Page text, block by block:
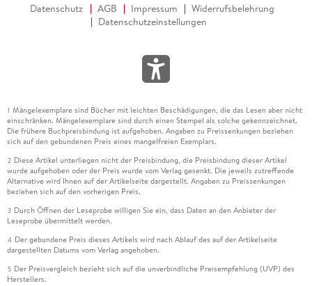
Datenschutz AGB Impressum
Widerrufsbelehrung
Datenschutzeinstellungen
1 Mängelexemplare sind Bücher mit leichten Beschädigungen, die das Lesen aber nicht
einschränken. Mängelexemplare sind durch einen Stempel als solche gekennzeichnet.
Die frühere Buchpreisbindung ist aufgehoben. Angaben zu Preissenkungen beziehen
sich auf den gebundenen Preis eines mangelfreien Exemplars.
2 Diese Artikel unterliegen nicht der Preisbindung, die Preisbindung dieser Artikel
wurde aufgehoben oder der Preis wurde vom Verlag gesenkt. Die jeweils zutreffende
Alternative wird Ihnen auf der Artikelseite dargestellt. Angaben zu Preissenkungen
beziehen sich auf den vorherigen Preis.
3 Durch Öffnen der Leseprobe willigen Sie ein, dass Daten an den Anbieter der
Leseprobe übermittelt werden.
4 Der gebundene Preis dieses Artikels wird nach Ablauf des auf der Artikelseite
dargestellten Datums vom Verlag angehoben.
5 Der Preisvergleich bezieht sich auf die unverbindliche Preisempfehlung (UVP) des
Herstellers.